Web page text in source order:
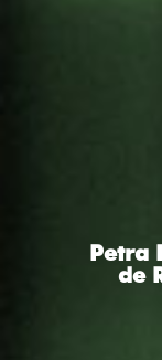
Petra
de